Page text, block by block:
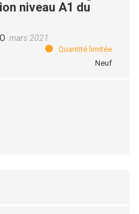
niveau A1 du
mars 2021
Quantité limitée
Neuf